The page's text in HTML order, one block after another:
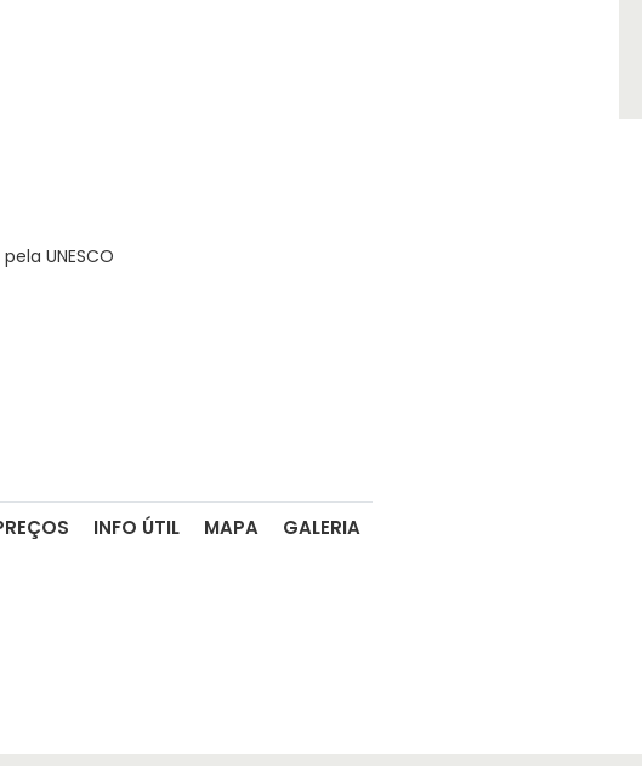
UNESCO
INFO ÚTIL MAPA GALERIA